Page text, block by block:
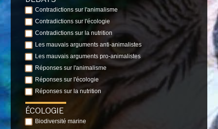
Contradictions sur l'animalisme
Contradictions sur l'écologie
Contradictions sur la nutrition
Les mauvais arguments anti-animalistes
Les mauvais arguments pro-animalistes
Réponses sur l'animalisme
Réponses sur l'écologie
Réponses sur la nutrition
ÉCOLOGIE
Biodiversité marine